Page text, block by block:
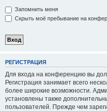
Запомнить меня
Скрыть моё пребывание на
РЕГИСТРАЦИЯ
Для входа на конференцию вы
Регистрация занимает всего
более широкие возможности.
установлены также
пользователей. Прежде чем